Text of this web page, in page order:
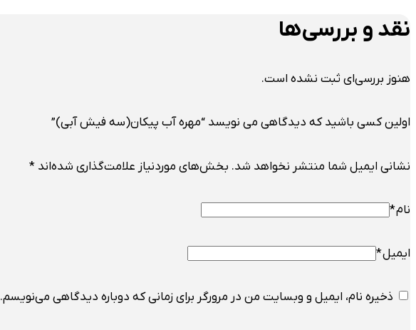
نقد و بررسی‌ها
هنوز بررسی‌ای ثبت نشده است.
اولین کسی باشید که دیدگاهی می نویسد “مهره آب پیکان(سه فیش آبی)”
نشانی ایمیل شما منتشر نخواهد شد. بخش‌های موردنیاز علامت‌گذاری شده‌اند *
نام*
ایمیل*
ذخیره نام، ایمیل و وبسایت من در مرورگر برای زمانی که دوباره دیدگاهی می‌نویسم.